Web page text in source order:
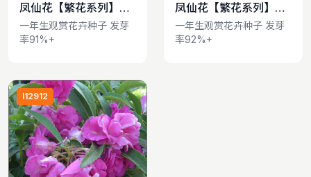
查看详情
凤仙花【繁花系列】
Impatiens balsamina
一年生观赏花卉种子 发芽
率91%+
查看详情
凤仙花【繁花系列】
Impatiens balsamina
一年生观赏花卉种子 发芽
率92%+
I12912